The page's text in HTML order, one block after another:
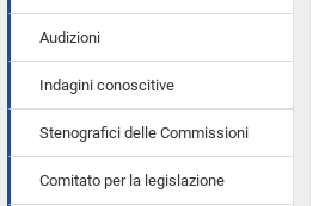
Audizioni
Indagini conoscitive
Stenografici delle Commissioni
Comitato per la legislazione